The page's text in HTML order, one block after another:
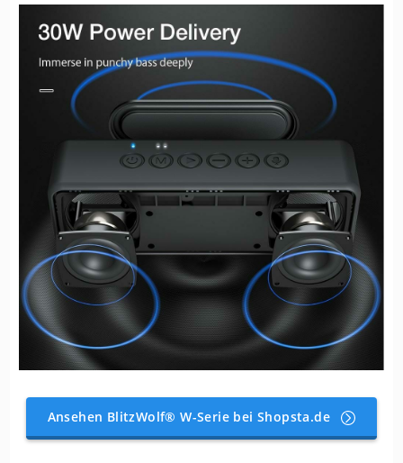
Ansehen BlitzWolf® W-Serie bei Shopsta.de